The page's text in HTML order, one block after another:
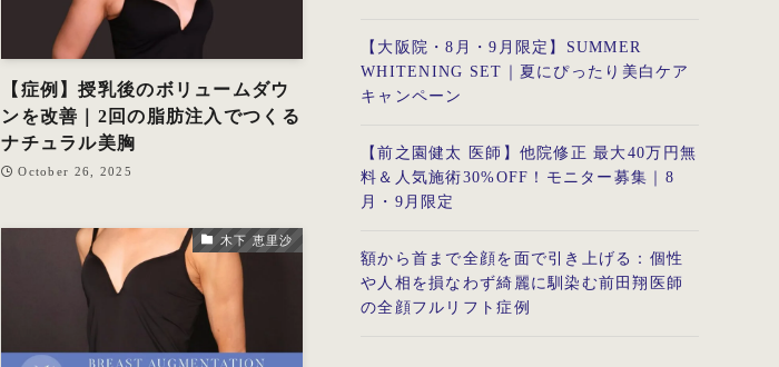
【症例】授乳後のボリュームダウ
ンを改善｜2回の脂肪注入でつくる
ナチュラル美胸
October 26, 2025
木下 恵里沙
【大阪院・8月・9月限定】SUMMER
WHITENING SET｜夏にぴったり美白ケア
キャンペーン
【前之園健太 医師】他院修正 最大40万円無
料＆人気施術30%OFF！モニター募集｜8
月・9月限定
額から首まで全顔を面で引き上げる：個性
や人相を損なわず綺麗に馴染む前田翔医師
の全顔フルリフト症例